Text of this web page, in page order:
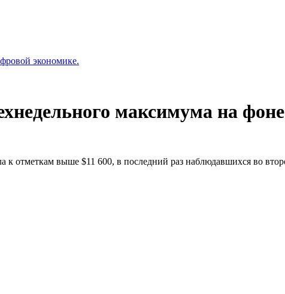
экономике.
максимума на
к отметкам выше $11 600, в последний раз наблюдавшихся во